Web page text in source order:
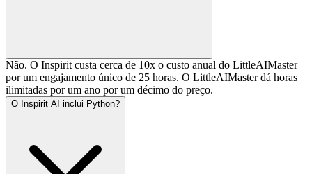
Não. O Inspirit custa cerca de 10x o custo anual do LittleAIMaster
por um engajamento único de 25 horas. O LittleAIMaster dá horas
ilimitadas por um ano por um décimo do preço.
O Inspirit AI inclui Python?